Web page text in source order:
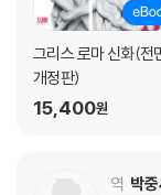
제28장 트로이아의
제29장 오디세우스의
들·스킬레와 카립디스
제30장 파이아케스족
제32장 지옥 여행·시
그리스 로마 신화(전
개정판)
15,400원
역 박